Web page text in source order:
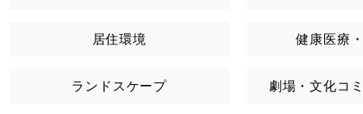
居住環境 健康医療
ランドスケープ 劇場・文化コ